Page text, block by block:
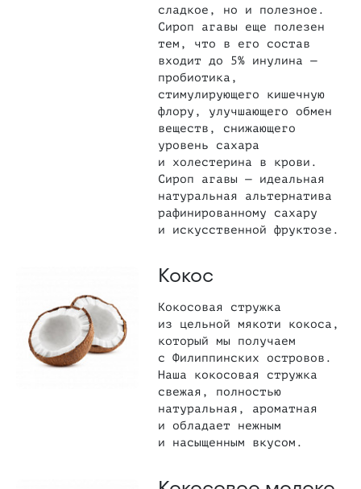
сладкое, но и полезное.
Сироп агавы еще полезен
тем, что в его состав
входит до 5% инулина —
пробиотика,
стимулирующего кишечную
флору, улучшающего обмен
веществ, снижающего
уровень сахара
и холестерина в крови.
Сироп агавы — идеальная
натуральная альтернатива
рафинированному сахару
и искусственной фруктозе.
Кокос
Кокосовая стружка
из цельной мякоти кокоса,
который мы получаем
с Филиппинских островов.
Наша кокосовая стружка
свежая, полностью
натуральная, ароматная
и обладает нежным
и насыщенным вкусом.